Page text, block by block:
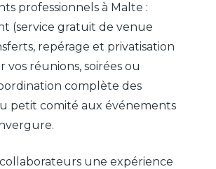
professionnels à Malte :
(service gratuit de venue
repérage et privatisation
vos réunions, soirées ou
complète des
petit comité aux événements
une expérience